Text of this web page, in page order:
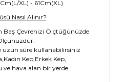
XL) - 61Cm(XL)
Nasıl Alınır?
Baş Çevrenizi Ölçtüğünüzde
uzun süre kullanabilirsiniz
Kep,Erkek Kep,
ve hava alan bir yerde